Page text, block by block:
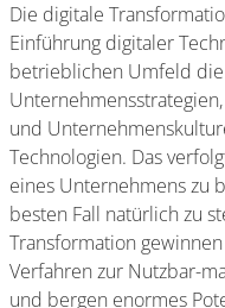
Die digitale
Einführung digitaler
betrieblichen Umfeld
und
Technologien. Das
eines Unternehmens zu
besten Fall natürlich zu
Transformation
Verfahren zur Nutzbar-
und bergen enormes